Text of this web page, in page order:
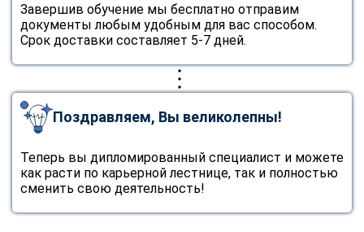
Завершив обучение мы бесплатно отправим
документы любым удобным для вас способом.
Срок доставки составляет 5-7 дней.
Поздравляем, Вы великолепны!
Теперь вы дипломированный специалист и можете
как расти по карьерной лестнице, так и полностью
сменить свою деятельность!